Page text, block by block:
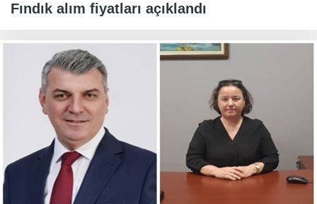
Fındık alım fiyatları açıklandı